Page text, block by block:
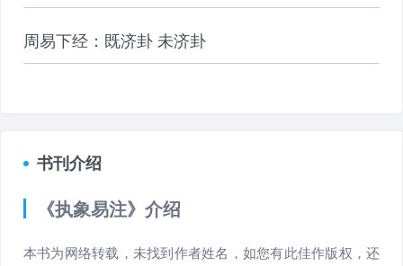
周易下经：既济卦 未济卦
书刊介绍
《执象易注》介绍
本书为网络转载，未找到作者姓名，如您有此佳作版权，还